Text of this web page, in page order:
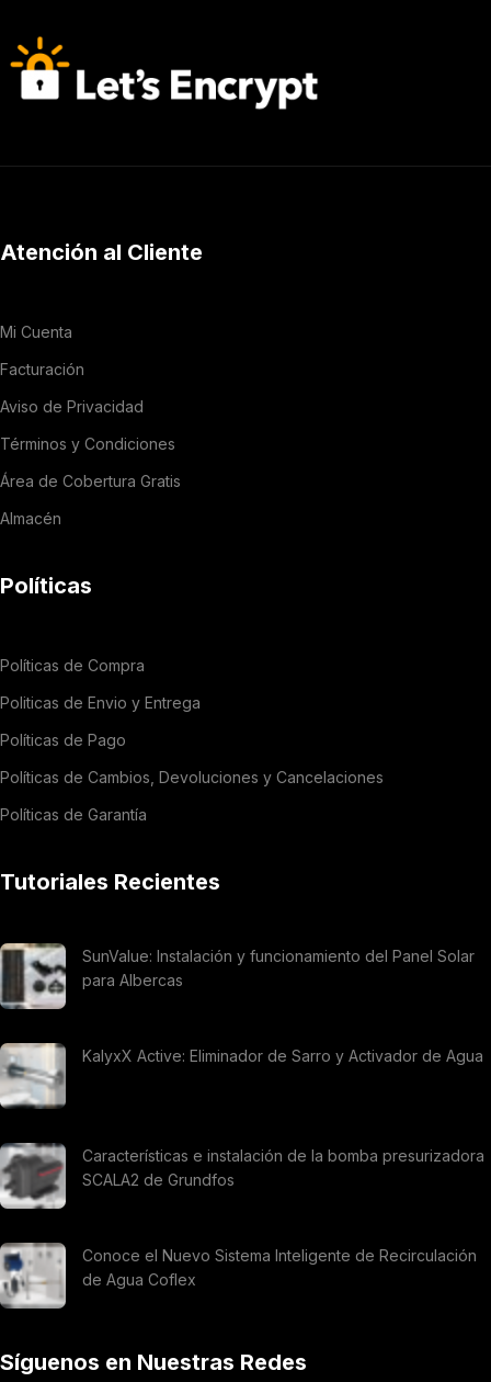
Atención al Cliente
Mi Cuenta
Facturación
Aviso de Privacidad
Términos y Condiciones
Área de Cobertura Gratis
Almacén
Políticas
Políticas de Compra
Politicas de Envio y Entrega
Políticas de Pago
Políticas de Cambios, Devoluciones y Cancelaciones
Políticas de Garantía
Tutoriales Recientes
SunValue: Instalación y funcionamiento del Panel Solar
para Albercas
KalyxX Active: Eliminador de Sarro y Activador de Agua
Características e instalación de la bomba presurizadora
SCALA2 de Grundfos
Conoce el Nuevo Sistema Inteligente de Recirculación
de Agua Coflex
Síguenos en Nuestras Redes